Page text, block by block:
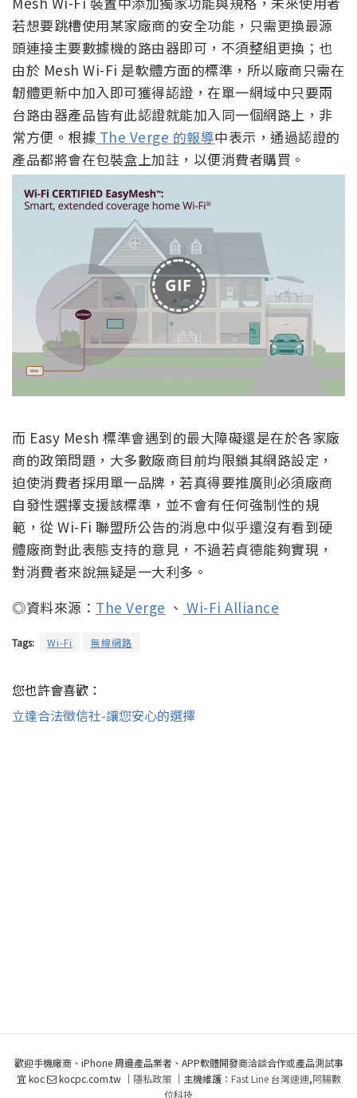
若想要跳槽使用某家廠商的安全功能，只需更換最源
頭連接主要數據機的路由器即可，不須整組更換；也
由於 Mesh Wi-Fi 是軟體方面的標準，所以廠商只需在
韌體更新中加入即可獲得認證，在單一網域中只要兩
台路由器產品皆有此認證就能加入同一個網路上，非
常方便。根據 The Verge 的報導中表示，通過認證的
產品都將會在包裝盒上加註，以便消費者購買。
GIF
而 Easy Mesh 標準會遇到的最大障礙還是在於各家廠
商的政策問題，大多數廠商目前均限鎖其網路設定，
迫使消費者採用單一品牌，若真得要推廣則必須廠商
自發性選擇支援該標準，並不會有任何強制性的規
範，從 Wi-Fi 聯盟所公告的消息中似乎還沒有看到硬
體廠商對此表態支持的意見，不過若貞德能夠實現，
對消費者來說無疑是一大利多。
◎資料來源： The Verge 、 Wi-Fi Alliance
Tags: Wi-Fi 無線網路
您也許會喜歡：
立達合法徵信社-讓您安心的選擇
歡迎手機廠商、iPhone 周邊產品業者、APP軟體開發商洽談合作或產品測試事
宜 koc
kocpc.com.tw ｜ 隱私政策｜主機維護： Fast Line 台灣速連,阿腸數
位科技